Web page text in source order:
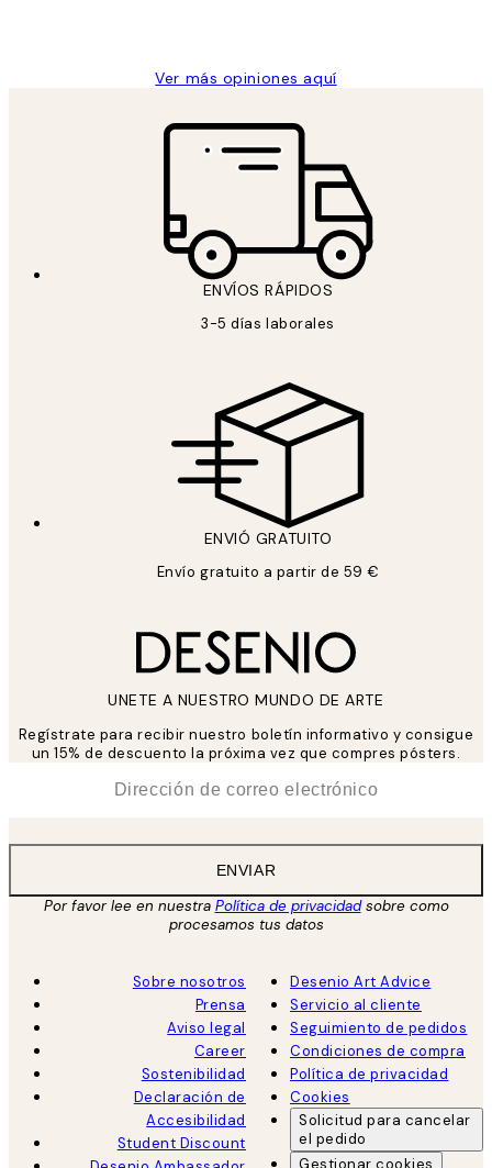
Ver más opiniones aquí
ENVÍOS RÁPIDOS
3-5 días laborales
ENVIÓ GRATUITO
Envío gratuito a partir de 59 €
UNETE A NUESTRO MUNDO DE ARTE
Regístrate para recibir nuestro boletín informativo y consigue
un 15% de descuento la próxima vez que compres pósters.
ENVIAR
Por favor lee en nuestra Política de privacidadsobre como
procesamos tus datos
Sobre nosotros
Prensa
Aviso legal
Career
Sostenibilidad
Declaración de
Accesibilidad
Student Discount
Desenio Art Advice
Servicio al cliente
Seguimiento de pedidos
Condiciones de compra
Política de privacidad
Cookies
Solicitud para cancelar
el pedido